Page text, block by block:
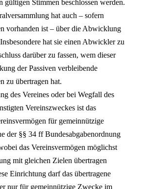
gültigen Stimmen beschlossen werden.
hat auch – sofern
vorhanden ist – über die Abwicklung
hat sie einen Abwickler zu
darüber zu fassen, wem dieser
der Passiven verbleibende
zu übertragen hat.
des Vereines oder bei Wegfall des
Vereinszweckes ist das
für gemeinnützige
der §§ 34 ff Bundesabgabenordnung
das Vereinsvermögen möglichst
mit gleichen Zielen übertragen
Einrichtung darf das übertragene
nur für gemeinnützige Zwecke im